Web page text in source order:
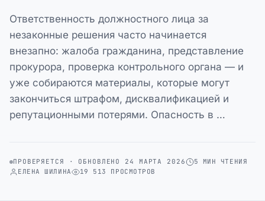
Ответственность должностного лица за
незаконные решения часто начинается
внезапно: жалоба гражданина, представление
прокурора, проверка контрольного органа — и
уже собираются материалы, которые могут
закончиться штрафом, дисквалификацией и
репутационными потерями. Опасность в …
ПРОВЕРЯЕТСЯ · ОБНОВЛЕНО 24 МАРТА 2026
5 МИН ЧТЕНИЯ
ЕЛЕНА ШИЛИНА
19 513 ПРОСМОТРОВ